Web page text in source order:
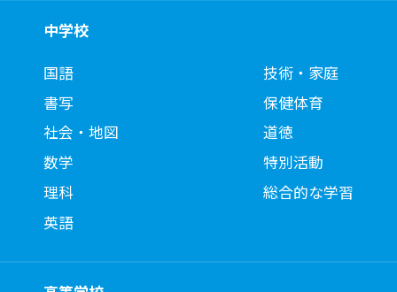
中学校
国語
書写
社会・地図
数学
理科
英語
技術・家庭
保健体育
道徳
特別活動
総合的な学習